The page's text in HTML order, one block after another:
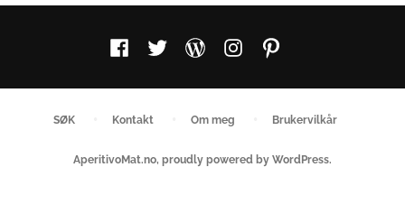
FacebookTwitter WordPressInstagramPinterest
SØK Kontakt Om meg Brukervilkår
AperitivoMat.no, proudly powered by WordPress.